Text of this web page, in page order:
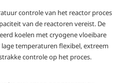
controle van het reactor proces
van de reactoren vereist. De
koelen met cryogene vloeibare
temperaturen flexibel, extreem
controle op het proces.